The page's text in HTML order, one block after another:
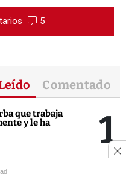
5
Comentado
que trabaja
y le ha
1